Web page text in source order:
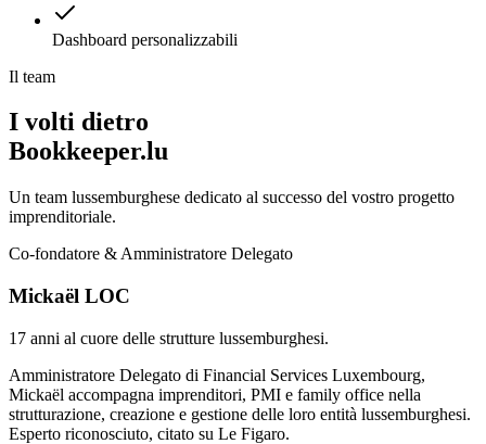
Dashboard personalizzabili
Il team
I volti dietro
Bookkeeper.lu
Un team lussemburghese dedicato al successo del vostro progetto
imprenditoriale.
Co-fondatore & Amministratore Delegato
Mickaël LOC
17 anni al cuore delle strutture lussemburghesi.
Amministratore Delegato di Financial Services Luxembourg,
Mickaël accompagna imprenditori, PMI e family office nella
strutturazione, creazione e gestione delle loro entità lussemburghesi.
Esperto riconosciuto, citato su Le Figaro.